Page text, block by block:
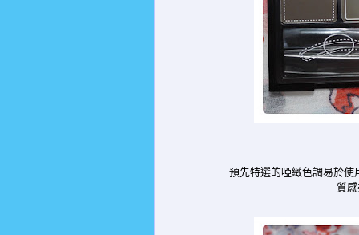
預先特選的啞緻色調易於使
質感